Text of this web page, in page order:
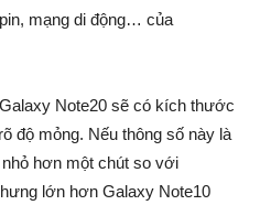
mạng di động… của
Note20 sẽ có kích thước
độ mỏng. Nếu thông số này là
hơn một chút so với
lớn hơn Galaxy Note10